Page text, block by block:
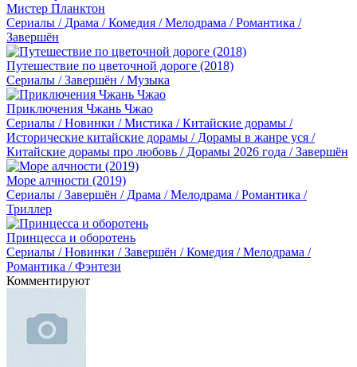
Мистер Планктон
Сериалы / Драма / Комедия / Мелодрама / Романтика /
Завершён
Путешествие по цветочной дороге (2018)
Сериалы / Завершён / Музыка
Приключения Чжань Чжао
Сериалы / Новинки / Мистика / Китайские дорамы /
Исторические китайские дорамы / Дорамы в жанре уся /
Китайские дорамы про любовь / Дорамы 2026 года / Завершён
Море алчности (2019)
Сериалы / Завершён / Драма / Мелодрама / Романтика /
Триллер
Принцесса и оборотень
Сериалы / Новинки / Завершён / Комедия / Мелодрама /
Романтика / Фэнтези
Комментируют